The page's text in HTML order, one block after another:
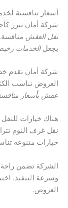
أسعار تنافسية
شركة أمان تبرز
نقل العفش
يجعلالخدمات
شركة أمان تقدم خصومات
العروض تناسب
عفش بأسعار
هناك خيارات للنقل بأسعار
خيارات متنوعة
الشركة تضمن راحة
وسرعة التنفيذ.
العروض.